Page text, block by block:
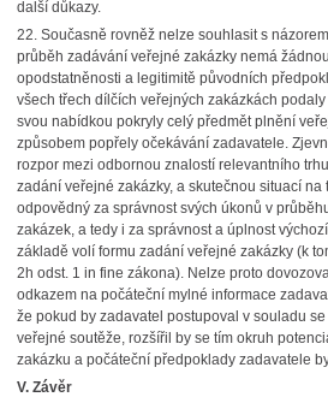
další důkazy.
22. Současně rovněž nelze souhlasit s
průběh zadávání veřejné zakázky nemá
opodstatněnosti a legitimitě původních
všech třech dílčích veřejných zakázkách
svou nabídkou pokryly celý předmět plnění
způsobem popřely očekávání zadavatele.
rozpor mezi odbornou znalostí relevantního
zadání veřejné zakázky, a skutečnou situací na
odpovědný za správnost svých úkonů v
zakázek, a tedy i za správnost a úplnost
základě volí formu zadání veřejné zakázky (k
2h odst. 1 in fine zákona). Nelze proto
odkazem na počáteční mylné informace
že pokud by zadavatel postupoval v souladu
veřejné soutěže, rozšířil by se tím okruh
zakázku a počáteční předpoklady zadavatele
V. Závěr